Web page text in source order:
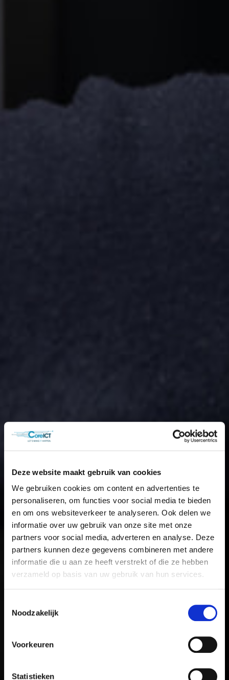
Deze website maakt gebruik van cookies
We gebruiken cookies om content en advertenties te
personaliseren, om functies voor social media te bieden
en om ons websiteverkeer te analyseren. Ook delen we
informatie over uw gebruik van onze site met onze
partners voor social media, adverteren en analyse. Deze
partners kunnen deze gegevens combineren met andere
informatie die u aan ze heeft verstrekt of die ze hebben
verzameld op basis van uw gebruik van hun services.
Noodzakelijk
Voorkeuren
Statistieken